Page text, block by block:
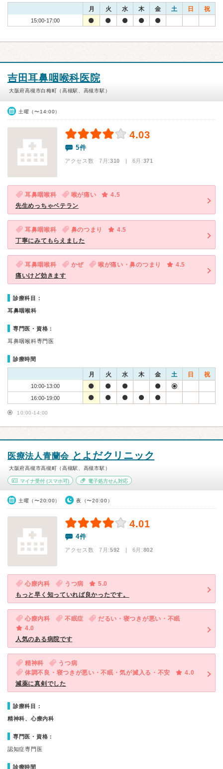
月 火 水 木 金 土 日 祝
15:00-17:00
吉田耳鼻咽喉科医院
大阪府高槻市白梅町（高槻駅、高槻市駅）
土曜（〜14:00）
4.03
5件
アクセス数 7月:310 | 6月:371
耳鼻咽喉科 喉が痛い
4.5
先生めっちゃベテラン
耳鼻咽喉科 鼻のつまり
4.5
丁寧にみてもらえました
耳鼻咽喉科 かぜ 喉が痛い・鼻のつまり
4.5
痛いけど効きます
診療科目：
耳鼻咽喉科
専門医・資格：
耳鼻咽喉科専門医
診療時間
月 火 水 木 金 土 日 祝
10:00-13:00
16:00-19:00
10:00-14:00
医療法人青蘭会 とよだクリニック
大阪府高槻市高槻町（高槻駅、高槻市駅）
マイナ受付 (スマホ可) 電子処方せん対応
土曜（〜20:00） 夜（〜20:00）
4.01
4件
アクセス数 7月:592 | 6月:802
心療内科 うつ病
5.0
もっと早く知っていれば良かったです。
心療内科 不眠症
だるい・寝つきが悪い・不眠
4.0
人気のある病院です
精神科
うつ病
体調不良・寝つきが悪い・不眠・気が滅入る・不安
4.0
減薬に真剣でした
診療科目：
精神科、心療内科
専門医・資格：
認知症専門医
診療時間